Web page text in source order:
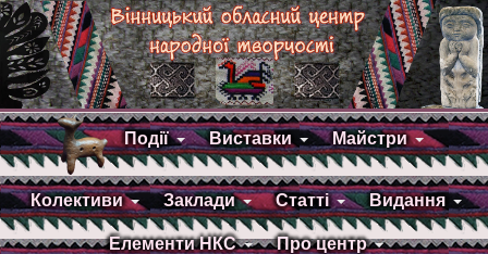
Події Виставки Майстри
Колективи Заклади Статті Видання
Елементи НКС Про центр